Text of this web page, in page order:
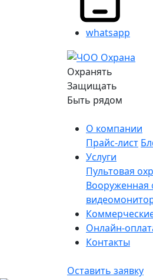
whatsapp
Охранять
Защищать
Быть рядом
О компании
Прайс-лист
Услуги
Пультовая
Вооруженная
Онлайн-
Контакты
Оставить заявку